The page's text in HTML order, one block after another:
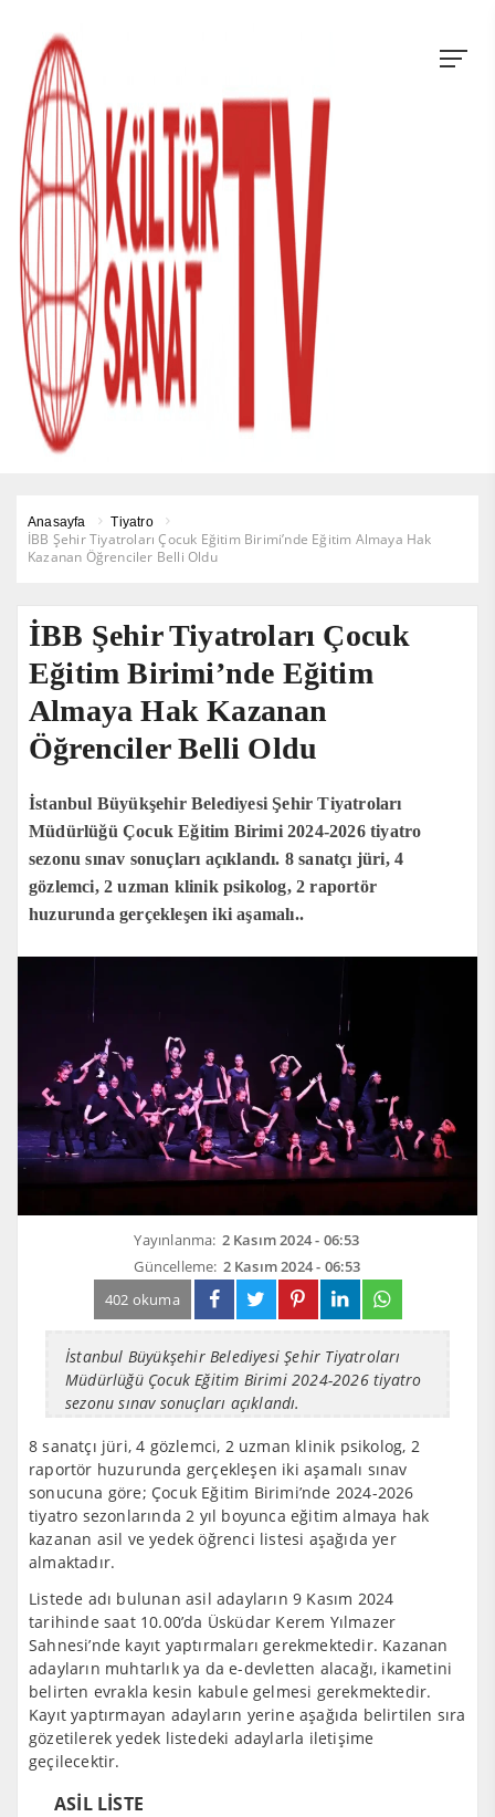
Anasayfa Tiyatro
İBB Şehir Tiyatroları Çocuk Eğitim Birimi’nde Eğitim Almaya Hak
Kazanan Öğrenciler Belli Oldu
İBB Şehir Tiyatroları Çocuk
Eğitim Birimi’nde Eğitim
Almaya Hak Kazanan
Öğrenciler Belli Oldu
İstanbul Büyükşehir Belediyesi Şehir Tiyatroları
Müdürlüğü Çocuk Eğitim Birimi 2024-2026 tiyatro
sezonu sınav sonuçları açıklandı. 8 sanatçı jüri, 4
gözlemci, 2 uzman klinik psikolog, 2 raportör
huzurunda gerçekleşen iki aşamalı..
Yayınlanma: 2 Kasım 2024 - 06:53
Güncelleme: 2 Kasım 2024 - 06:53
402 okuma
İstanbul Büyükşehir Belediyesi Şehir Tiyatroları
Müdürlüğü Çocuk Eğitim Birimi 2024-2026 tiyatro
sezonu sınav sonuçları açıklandı.
8 sanatçı jüri, 4 gözlemci, 2 uzman klinik psikolog, 2
raportör huzurunda gerçekleşen iki aşamalı sınav
sonucuna göre; Çocuk Eğitim Birimi’nde 2024-2026
tiyatro sezonlarında 2 yıl boyunca eğitim almaya hak
kazanan asil ve yedek öğrenci listesi aşağıda yer
almaktadır.
Listede adı bulunan asil adayların 9 Kasım 2024
tarihinde saat 10.00’da Üsküdar Kerem Yılmazer
Sahnesi’nde kayıt yaptırmaları gerekmektedir. Kazanan
adayların muhtarlık ya da e-devletten alacağı, ikametini
belirten evrakla kesin kabule gelmesi gerekmektedir.
Kayıt yaptırmayan adayların yerine aşağıda belirtilen sıra
gözetilerek yedek listedeki adaylarla iletişime
geçilecektir.
ASİL LİSTE